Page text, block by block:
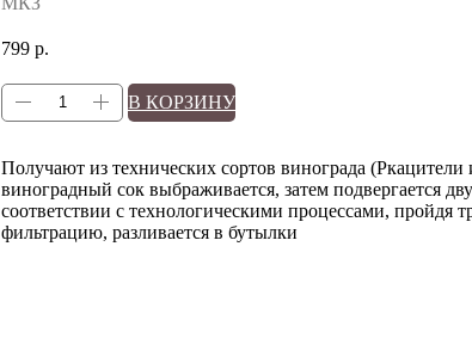
799 р.
В КОРЗИНУ
Получают из технических сортов винограда
виноградный сок выбраживается, затем подвергается
соответствии с технологическими процессами, пройдя
фильтрацию, разливается в бутылки